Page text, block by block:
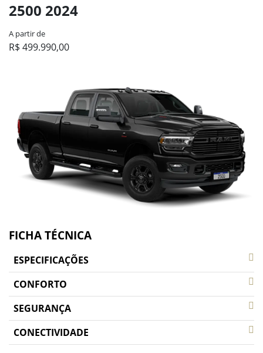
2500 2024
A partir de
R$ 499.990,00
FICHA TÉCNICA
ESPECIFICAÇÕES
CONFORTO
SEGURANÇA
CONECTIVIDADE